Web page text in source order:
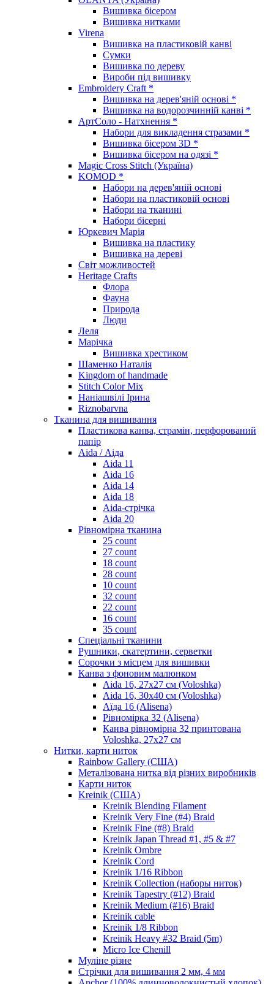
Вишивка бісером
Вишивка нитками
Virena
Вишивка на пластиковій канві
Сумки
Вишивка по дереву
Вироби під вишивку
Embroidery Craft *
Вишивка на дерев'яній основі *
Вишивка на водорозчинній канві *
АртСоло - Натхнення *
Набори для викладення стразами *
Вишивка бісером 3D *
Вишивка бісером на одязі *
Magic Cross Stitch (Україна)
KOMOD *
Набори на дерев'яній основі
Набори на пластиковій основі
Набори на тканині
Набори бісерні
Юркевич Марія
Вишивка на пластику
Вишивка на дереві
Світ можливостей
Heritage Crafts
Флора
Фауна
Природа
Люди
Леля
Марічка
Вишивка хрестиком
Шаменко Наталія
Kingdom of handmade
Stitch Color Mix
Наніашвілі Ірина
Riznobarvna
Тканина для вишивання
Пластикова канва, страмін, перфорований
папір
Aida / Аіда
Aida 11
Aida 16
Aida 14
Aida 18
Aida-стрічка
Aida 20
Рівномірна тканина
25 count
27 count
18 count
28 count
10 count
32 count
22 count
16 count
35 count
Спеціальні тканини
Рушники, скатертини, серветки
Сорочки з місцем для вишивки
Канва з фоновим малюнком
Aida 16, 27х27 см (Voloshka)
Aida 16, 30х40 см (Voloshka)
Аїда 16 (Alisena)
Рівномірка 32 (Alisena)
Канва рівномірна 32 принтована
Voloshka, 27х27 см
Нитки, карти ниток
Rainbow Gallery (США)
Металізована нитка від різних виробників
Карти ниток
Kreinik (США)
Kreinik Blending Filament
Kreinik Very Fine (#4) Braid
Kreinik Fine (#8) Braid
Kreinik Japan Thread #1, #5 & #7
Kreinik Ombre
Kreinik Cord
Kreinik 1/16 Ribbon
Kreinik Collection (наборы ниток)
Kreinik Tapestry (#12) Braid
Kreinik Medium (#16) Braid
Kreinik cable
Kreinik 1/8 Ribbon
Kreinik Heavy #32 Braid (5m)
Micro Ice Chenill
Муліне різне
Стрічки для вишивання 2 мм, 4 мм